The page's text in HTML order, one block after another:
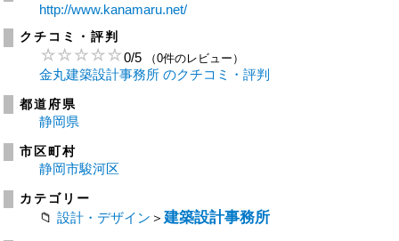
http://www.kanamaru.net/
クチコミ・評判
0/5 （0件のレビュー）
金丸建築設計事務所 のクチコミ・評判
都道府県
静岡県
市区町村
静岡市駿河区
カテゴリー
設計・デザイン ＞ 建築設計事務所